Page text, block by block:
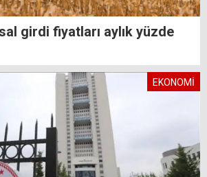
girdi fiyatları aylık yüzde
EKONOMİ